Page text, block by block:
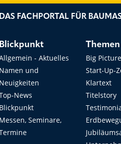
DAS FACHPORTAL FÜR
Blickpunkt
- Aktuelles
Namen und
Neuigkeiten
News
Blickpunkt
Messen, Seminare,
Themen
Big Picture
Start-Up-
Klartext
Titelstory